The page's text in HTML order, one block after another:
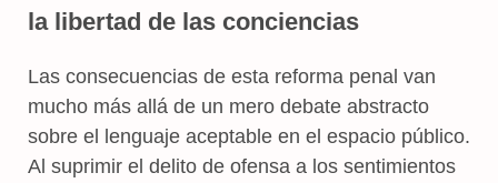
la libertad de las conciencias
Las consecuencias de esta reforma penal van
mucho más allá de un mero debate abstracto
sobre el lenguaje aceptable en el espacio público.
Al suprimir el delito de ofensa a los sentimientos